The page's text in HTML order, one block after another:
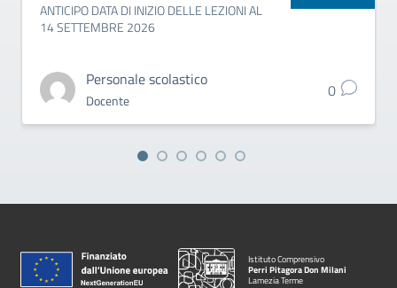
ANTICIPO DATA DI INIZIO DELLE LEZIONI AL
14 SETTEMBRE 2026
Personale scolastico
Docente 0
Istituto Comprensivo
Perri Pitagora Don Milani
Lamezia Terme